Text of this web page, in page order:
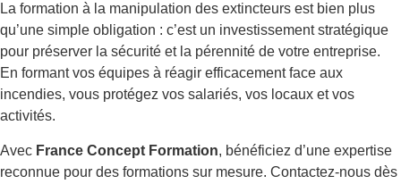
La formation à la manipulation des extincteurs est bien plus
qu’une simple obligation : c’est un investissement stratégique
pour préserver la sécurité et la pérennité de votre entreprise.
En formant vos équipes à réagir efficacement face aux
incendies, vous protégez vos salariés, vos locaux et vos
activités.
Avec France Concept Formation, bénéficiez d’une expertise
reconnue pour des formations sur mesure. Contactez-nous dès